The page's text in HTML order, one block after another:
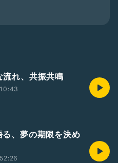
れ、共振共鳴
、夢の期限を決め